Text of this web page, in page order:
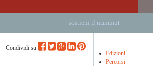
sostieni il mammut
Condividi su
Edizioni
Percorsi